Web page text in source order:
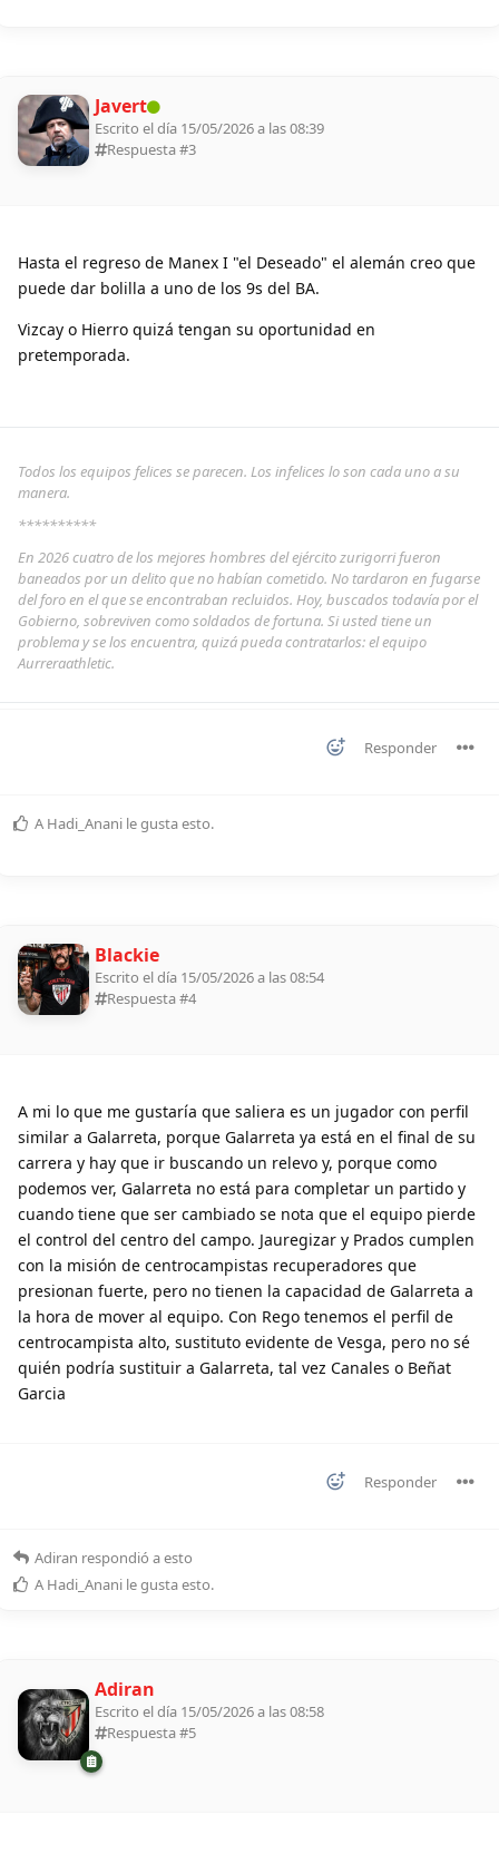
Javert
Escrito el día 15/05/2026 a las 08:39
Respuesta #3
Hasta el regreso de Manex I "el Deseado" el alemán creo que
puede dar bolilla a uno de los 9s del BA.
Vizcay o Hierro quizá tengan su oportunidad en
pretemporada.
Todos los equipos felices se parecen. Los infelices lo son cada uno a su
manera.
**********
En 2026 cuatro de los mejores hombres del ejército zurigorri fueron
baneados por un delito que no habían cometido. No tardaron en fugarse
del foro en el que se encontraban recluidos. Hoy, buscados todavía por el
Gobierno, sobreviven como soldados de fortuna. Si usted tiene un
problema y se los encuentra, quizá pueda contratarlos: el equipo
Aurreraathletic.
Responder
A Hadi_Anani le gusta esto.
Blackie
Escrito el día 15/05/2026 a las 08:54
Respuesta #4
A mi lo que me gustaría que saliera es un jugador con perfil
similar a Galarreta, porque Galarreta ya está en el final de su
carrera y hay que ir buscando un relevo y, porque como
podemos ver, Galarreta no está para completar un partido y
cuando tiene que ser cambiado se nota que el equipo pierde
el control del centro del campo. Jauregizar y Prados cumplen
con la misión de centrocampistas recuperadores que
presionan fuerte, pero no tienen la capacidad de Galarreta a
la hora de mover al equipo. Con Rego tenemos el perfil de
centrocampista alto, sustituto evidente de Vesga, pero no sé
quién podría sustituir a Galarreta, tal vez Canales o Beñat
Garcia
Responder
Adiran respondió a esto
A Hadi_Anani le gusta esto.
Adiran
Escrito el día 15/05/2026 a las 08:58
Respuesta #5